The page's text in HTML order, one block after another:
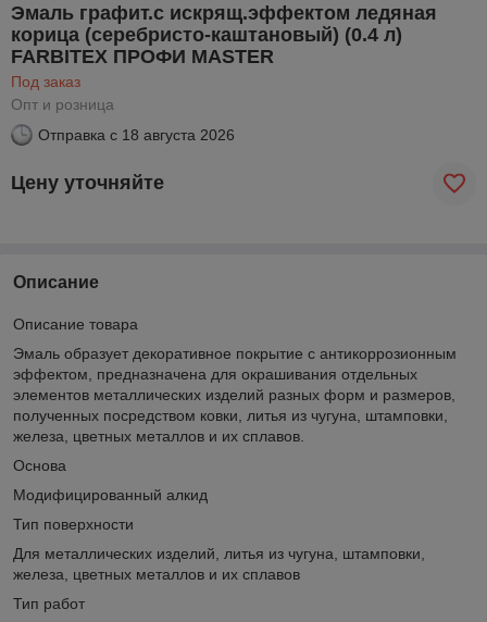
Эмаль графит.с искрящ.эффектом ледяная
корица (серебристо-каштановый) (0.4 л)
FARBITEX ПРОФИ MASTER
Под заказ
Опт и розница
Отправка с 18 августа 2026
Цену уточняйте
Описание
Описание товара
Эмаль образует декоративное покрытие с антикоррозионным
эффектом, предназначена для окрашивания отдельных
элементов металлических изделий разных форм и размеров,
полученных посредством ковки, литья из чугуна, штамповки,
железа, цветных металлов и их сплавов.
Основа
Модифицированный алкид
Тип поверхности
Для металлических изделий, литья из чугуна, штамповки,
железа, цветных металлов и их сплавов
Тип работ